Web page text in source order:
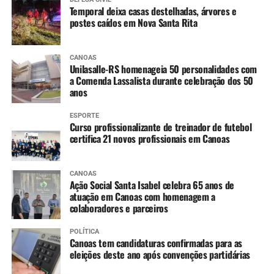
Temporal deixa casas destelhadas, árvores e
postes caídos em Nova Santa Rita
CANOAS
Unilasalle-RS homenageia 50 personalidades com
a Comenda Lassalista durante celebração dos 50
anos
ESPORTE
Curso profissionalizante de treinador de futebol
certifica 21 novos profissionais em Canoas
CANOAS
Ação Social Santa Isabel celebra 65 anos de
atuação em Canoas com homenagem a
colaboradores e parceiros
POLÍTICA
Canoas tem candidaturas confirmadas para as
eleições deste ano após convenções partidárias